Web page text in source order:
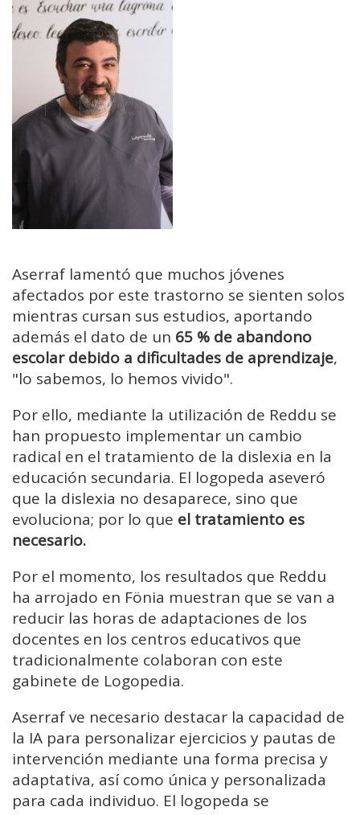
Aserraf lamentó que muchos jóvenes
afectados por este trastorno se sienten solos
mientras cursan sus estudios, aportando
además el dato de un 65 % de abandono
escolar debido a dificultades de aprendizaje,
"lo sabemos, lo hemos vivido".
Por ello, mediante la utilización de Reddu se
han propuesto implementar un cambio
radical en el tratamiento de la dislexia en la
educación secundaria. El logopeda aseveró
que la dislexia no desaparece, sino que
evoluciona; por lo que el tratamiento es
necesario.
Por el momento, los resultados que Reddu
ha arrojado en Fönia muestran que se van a
reducir las horas de adaptaciones de los
docentes en los centros educativos que
tradicionalmente colaboran con este
gabinete de Logopedia.
Aserraf ve necesario destacar la capacidad de
la IA para personalizar ejercicios y pautas de
intervención mediante una forma precisa y
adaptativa, así como única y personalizada
para cada individuo. El logopeda se